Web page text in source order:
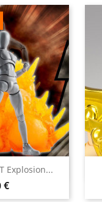
Explosion...
€
rapide